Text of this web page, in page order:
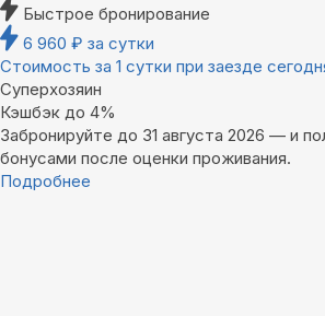
Быстрое бронирование
6 960 ₽ за сутки
Стоимость за 1 сутки при заезде
Суперхозяин
Кэшбэк до 4%
Забронируйте до 31 августа 2026 — и
бонусами после оценки проживания.
Подробнее